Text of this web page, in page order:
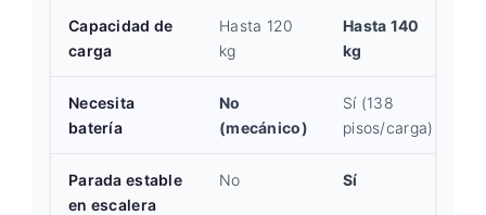
Capacidad de
carga
Hasta 120
kg
Hasta 140
kg
Necesita
batería
No
(mecánico)
Sí (138
pisos/carga)
Parada estable
en escalera
No Sí